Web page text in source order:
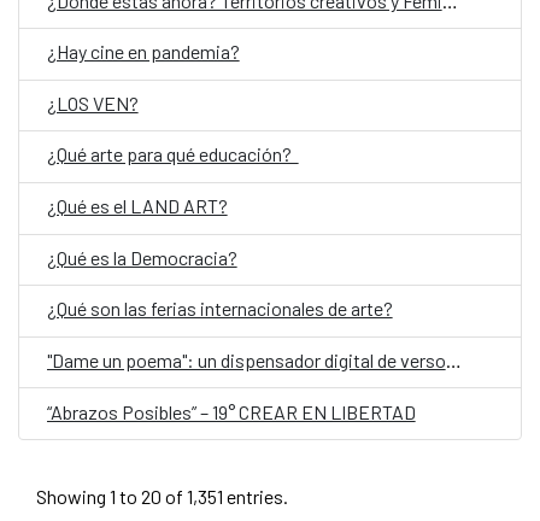
¿Hay cine en pandemia?
¿LOS VEN?
¿Qué arte para qué educación?
¿Qué es el LAND ART?
¿Qué es la Democracia?
¿Qué son las ferias internacionales de arte?
"Dame un poema": un dispensador digital de versos, en el Día Mundial de la Poesía
“Abrazos Posibles” – 19° CREAR EN LIBERTAD
Showing 1 to 20 of 1,351 entries.